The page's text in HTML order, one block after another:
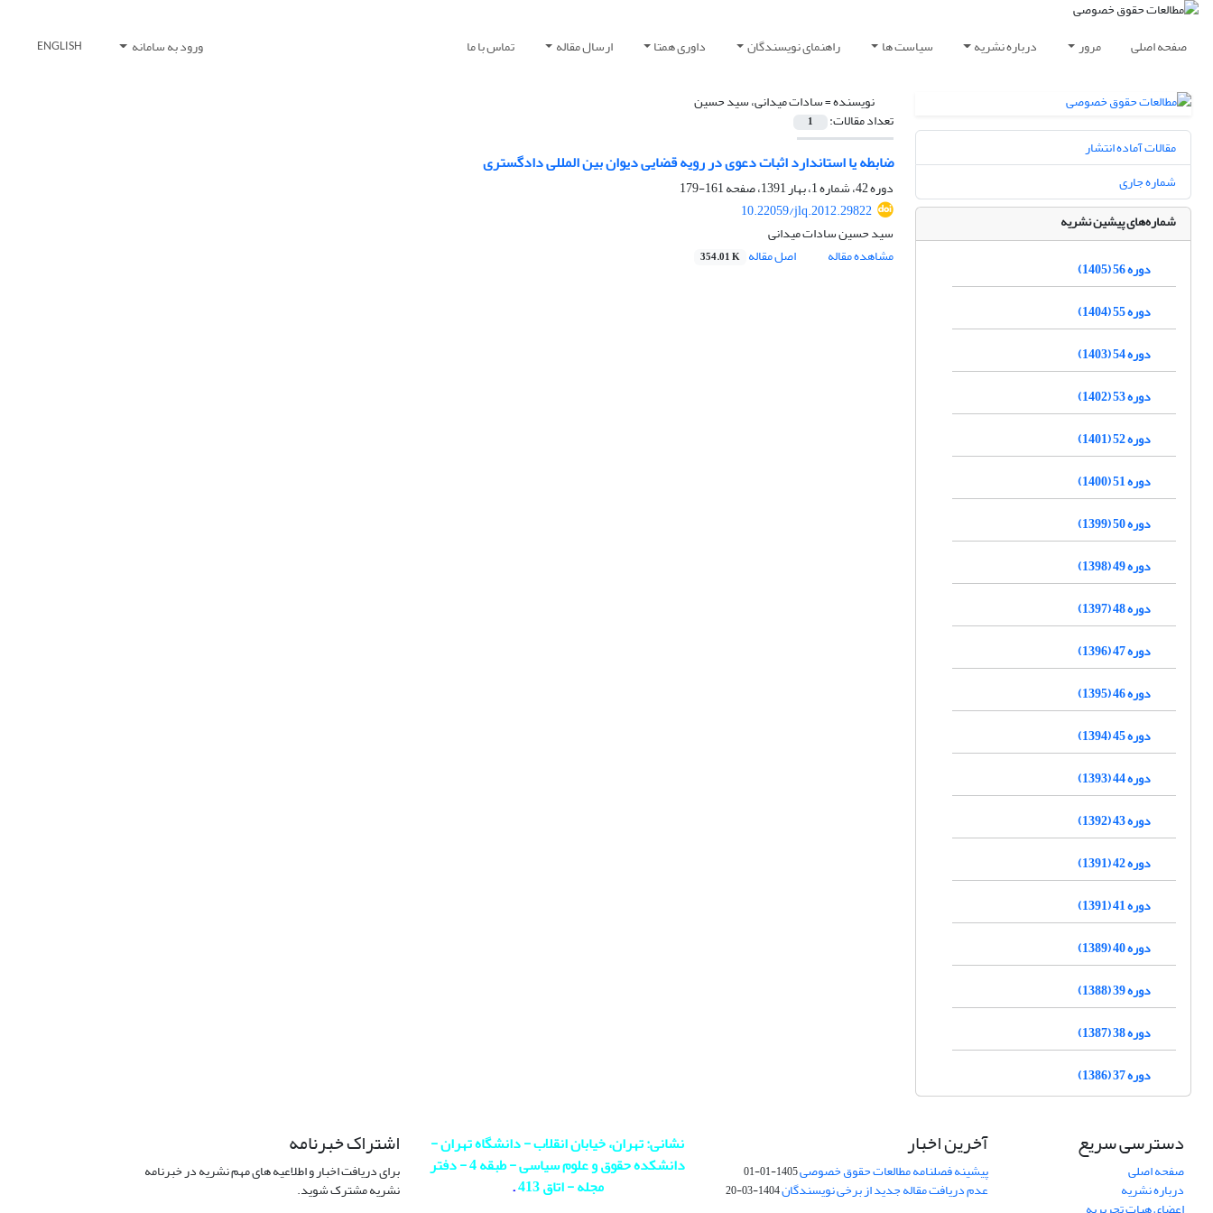
صفحه اصلی مرور درباره نشریه سیاست ها راهنمای نویسندگان داوری همتا ارسال مقاله تماس با ما ورود به سامانه ENGLISH
نویسنده =سادات میدانی، سید حسین
تعداد مقالات: 1
ضابطه یا استاندارد اثبات دعوی در رویه قضایی دیوان بین المللی دادگستری
دوره 42، شماره 1، بهار 1391، صفحه
161-179
10.22059/jlq.2012.29822
سید حسین سادات میدانی
مشاهده مقاله
اصل مقاله 354.01 K
مقالات آماده انتشار
شماره جاری
شماره‌های پیشین نشریه
دوره 56 (1405)
دوره 55 (1404)
دوره 54 (1403)
دوره 53 (1402)
دوره 52 (1401)
دوره 51 (1400)
دوره 50 (1399)
دوره 49 (1398)
دوره 48 (1397)
دوره 47 (1396)
دوره 46 (1395)
دوره 45 (1394)
دوره 44 (1393)
دوره 43 (1392)
دوره 42 (1391)
دوره 41 (1391)
دوره 40 (1389)
دوره 39 (1388)
دوره 38 (1387)
دوره 37 (1386)
دسترسی سریع
صفحه اصلی
درباره نشریه
آخرین اخبار
پیشینه فصلنامه مطالعات حقوق خصوصی1405-01-01
عدم دریافت مقاله جدید از برخی نویسندگان1404-03-20
نشانی: تهران، خیابان انقلاب - دانشگاه تهران -
دانشکده حقوق و علوم سیاسی - طبقه 4 - دفتر
مجله - اتاق 413
.
اشتراک خبرنامه
برای دریافت اخبار و اطلاعیه های مهم نشریه در خبرنامه
نشریه مشترک شوید.